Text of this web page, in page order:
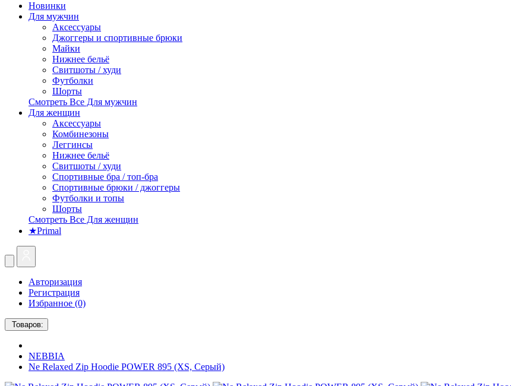
Новинки
Для мужчин
Аксессуары
Джоггеры и спортивные брюки
Майки
Нижнее бельё
Свитшоты / худи
Футболки
Шорты
Смотреть Все Для мужчин
Для женщин
Аксессуары
Комбинезоны
Леггинсы
Нижнее бельё
Свитшоты / худи
Спортивные бра / топ-бра
Спортивные брюки / джоггеры
Футболки и топы
Шорты
Смотреть Все Для женщин
★Primal
Авторизация
Регистрация
Избранное (0)
Товаров:
NEBBIA
Ne Relaxed Zip Hoodie POWER 895 (XS, Серый)